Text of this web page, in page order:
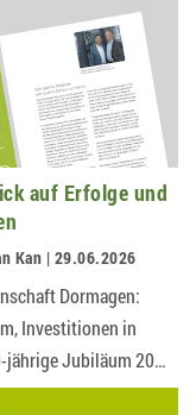
auf Erfolge und
Kan | 29.06.2026
Dormagen:
Investitionen in
jährige Jubiläum 20…